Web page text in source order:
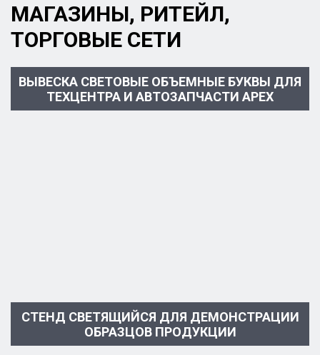
МАГАЗИНЫ, РИТЕЙЛ,
ТОРГОВЫЕ СЕТИ
ВЫВЕСКА СВЕТОВЫЕ ОБЪЕМНЫЕ БУКВЫ ДЛЯ
ТЕХЦЕНТРА И АВТОЗАПЧАСТИ APEX
СТЕНД СВЕТЯЩИЙСЯ ДЛЯ ДЕМОНСТРАЦИИ
ОБРАЗЦОВ ПРОДУКЦИИ